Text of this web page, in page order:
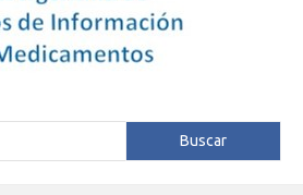
Buscar